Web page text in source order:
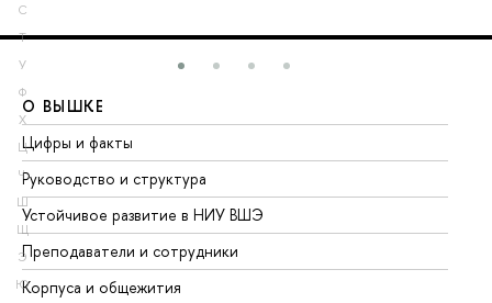
С
Т
У
Ф
Х
Ц
Ч
Ш
Щ
Э
Ю
О ВЫШКЕ
Цифры и факты
Руководство и структура
Устойчивое развитие в НИУ ВШЭ
Преподаватели и сотрудники
Корпуса и общежития